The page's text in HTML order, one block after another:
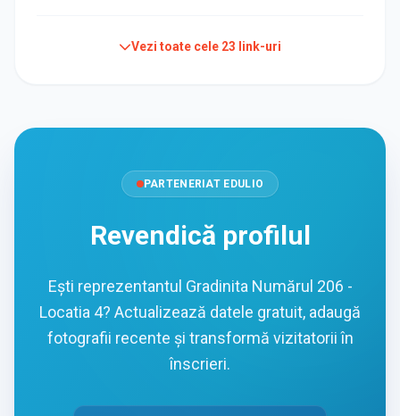
Vezi toate cele 23 link-uri
PARTENERIAT EDULIO
Revendică profilul
Ești reprezentantul Gradinita Numărul 206 -
Locatia 4? Actualizează datele gratuit, adaugă
fotografii recente și transformă vizitatorii în
înscrieri.